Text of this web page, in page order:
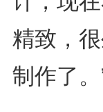
精致，
制作了。